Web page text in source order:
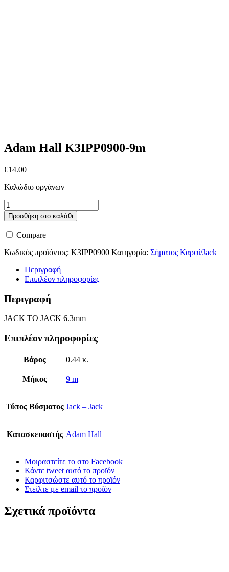
Adam Hall K3IPP0900-9m
€14.00
Καλώδιο οργάνων
Adam
Hall
K3IPP0900-
9m
ποσότητα
Προσθήκη στο καλάθι
Compare
Κωδικός προϊόντος: K3IPP0900 Κατηγορία: Σήματος Καρφί/Jack
Περιγραφή
Επιπλέον πληροφορίες
Περιγραφή
JACK TO JACK 6.3mm
Επιπλέον πληροφορίες
Βάρος 0.44 κ.
Μήκος 9 m
Τύπος Βύσματος Jack – Jack
Κατασκευαστής Adam Hall
Μοιραστείτε το στο Facebook
Κάντε tweet αυτό το προϊόν
Καρφιτσώστε αυτό το προϊόν
Στείλτε με email το προϊόν
Σχετικά προϊόντα